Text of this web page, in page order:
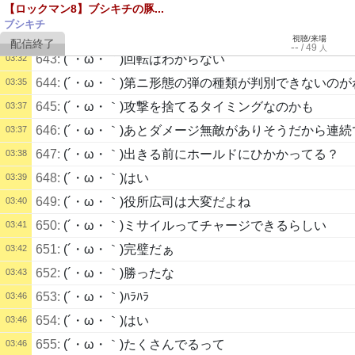
【ロックマン8】ブシキチの豚...
ブシキチ
視聴/来場
-- /49 人
03:29 641:(´・ω・｀)ぼよーん
03:32 642:(´・ω・｀)わざと高く飛んで高い方に誘導するのだ
03:32 643:(´・ω・｀)回転はわからない
03:35 644: (´・ω・｀)第ニ形態の弾の種類が判別できないのが
03:37 645: (´・ω・｀)攻撃を捨てるタイミングなのかも
03:37 646: (´・ω・｀)あとダメージ無敵がありそうだから連
03:38 647: (´・ω・｀)出きる前にホールドにひかかってる？
03:39 648: (´・ω・｀)はい
03:40 649: (´・ω・｀)役所広司は大変だよね
03:41 650: (´・ω・｀)ミサイルってチャージできるらしい
03:42 651: (´・ω・｀)完璧だぁ
03:43 652: (´・ω・｀)勝ったな
03:46 653: (´・ω・｀)ﾊﾗﾊﾗ
03:46 654: (´・ω・｀)はい
03:46 655: (´・ω・｀)たくさんでるって